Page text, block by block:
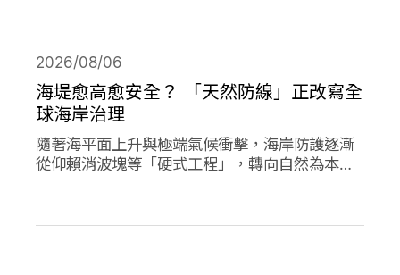
海堤愈高愈安全？ 「天然防線」正改寫全
球海岸治理
2026/08/06
隨著海平面上升與極端氣候衝擊，海岸防護逐漸
從仰賴消波塊等「硬式工程」，轉向自然為本的
成為守護海岸的「天然防線」。